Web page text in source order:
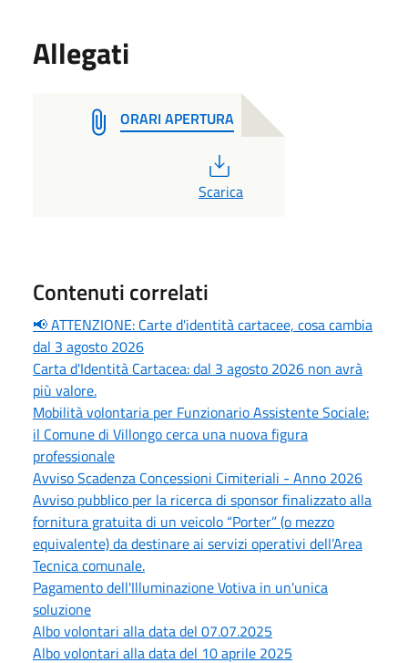
Allegati
ORARI APERTURA
Scarica
Contenuti correlati
📢 ATTENZIONE: Carte d'identità cartacee, cosa cambia
dal 3 agosto 2026
Carta d'Identità Cartacea: dal 3 agosto 2026 non avrà
più valore.
Mobilità volontaria per Funzionario Assistente Sociale:
il Comune di Villongo cerca una nuova figura
professionale
Avviso Scadenza Concessioni Cimiteriali - Anno 2026
Avviso pubblico per la ricerca di sponsor finalizzato alla
fornitura gratuita di un veicolo “Porter” (o mezzo
equivalente) da destinare ai servizi operativi dell’Area
Tecnica comunale.
Pagamento dell'Illuminazione Votiva in un'unica
soluzione
Albo volontari alla data del 07.07.2025
Albo volontari alla data del 10 aprile 2025